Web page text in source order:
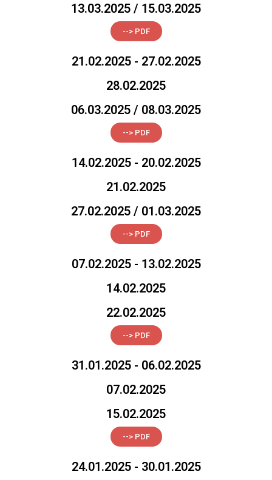
13.03.2025 / 15.03.2025
--> PDF
21.02.2025 - 27.02.2025
28.02.2025
06.03.2025 / 08.03.2025
--> PDF
14.02.2025 - 20.02.2025
21.02.2025
27.02.2025 / 01.03.2025
--> PDF
07.02.2025 - 13.02.2025
14.02.2025
22.02.2025
--> PDF
31.01.2025 - 06.02.2025
07.02.2025
15.02.2025
--> PDF
24.01.2025 - 30.01.2025